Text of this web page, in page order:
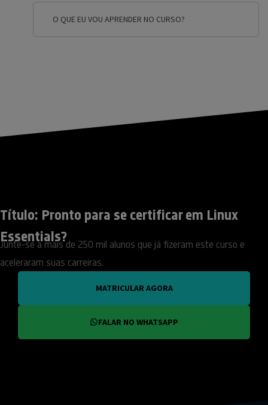
O QUE EU VOU APRENDER NO CURSO?
Título: Pronto para se certificar em Linux
Essentials?
Junte-se a mais de 250 mil alunos que já fizeram este curso e
aceleraram suas carreiras.
MATRICULAR AGORA
FALAR NO WHATSAPP